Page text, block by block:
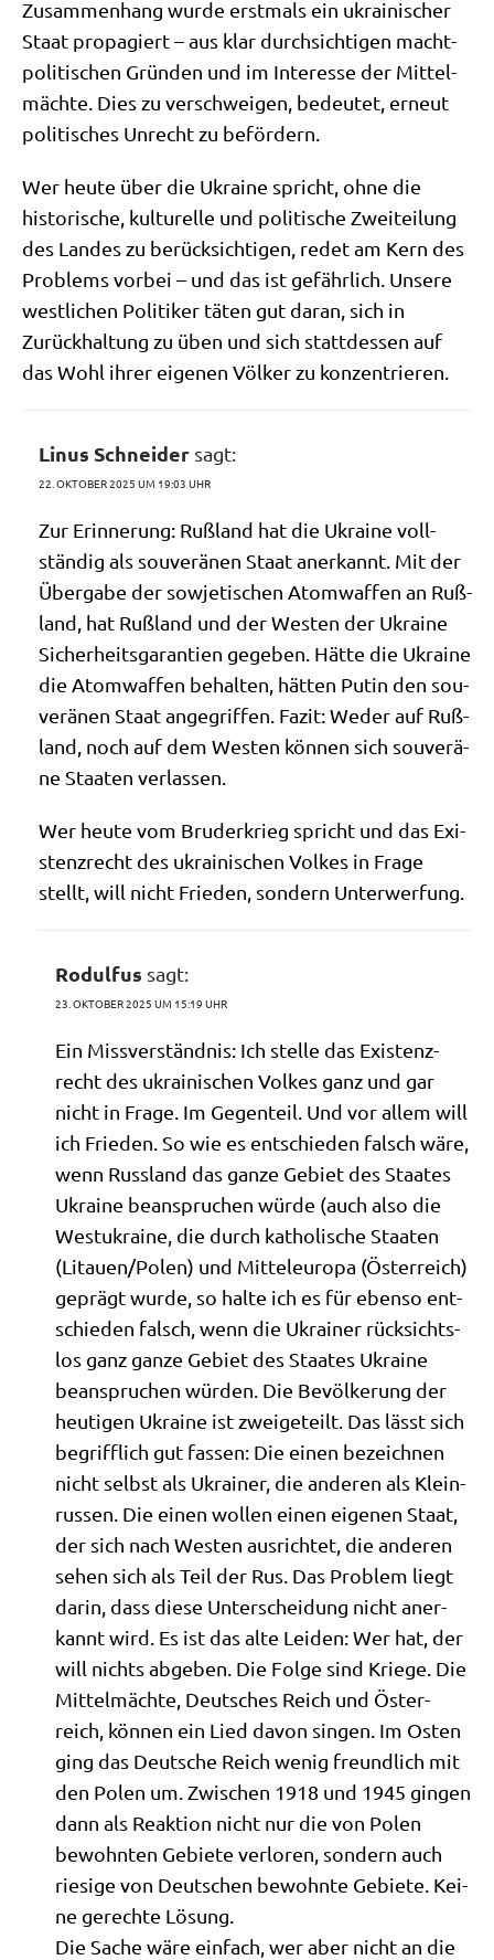
Zusam­men­hang wur­de erst­mals ein ukrai­ni­scher
Staat pro­pa­giert – aus klar durch­sich­ti­gen macht­
po­li­ti­schen Grün­den und im Inter­es­se der Mit­tel­
mäch­te. Dies zu ver­schwei­gen, bedeu­tet, erneut
poli­ti­sches Unrecht zu befördern.
Wer heu­te über die Ukrai­ne spricht, ohne die
histo­ri­sche, kul­tu­rel­le und poli­ti­sche Zwei­tei­lung
des Lan­des zu berück­sich­ti­gen, redet am Kern des
Pro­blems vor­bei – und das ist gefähr­lich. Unse­re
west­li­chen Poli­ti­ker täten gut dar­an, sich in
Zurück­hal­tung zu üben und sich statt­des­sen auf
das Wohl ihrer eige­nen Völ­ker zu konzentrieren.
Linus Schneider sagt:
22. OKTOBER 2025 UM 19:03 UHR
Zur Erin­ne­rung: Ruß­land hat die Ukrai­ne voll­
stän­dig als sou­ve­rä­nen Staat aner­kannt. Mit der
Über­ga­be der sowje­ti­schen Atom­waf­fen an Ruß­
land, hat Ruß­land und der Westen der Ukrai­ne
Sicher­heits­ga­ran­tien gege­ben. Hät­te die Ukrai­ne
die Atom­waf­fen behal­ten, hät­ten Putin den sou­
ve­rä­nen Staat ange­grif­fen. Fazit: Weder auf Ruß­
land, noch auf dem Westen kön­nen sich sou­ve­rä­
ne Staa­ten verlassen.
Wer heu­te vom Bru­der­krieg spricht und das Exi­
stenz­recht des ukrai­ni­schen Vol­kes in Fra­ge
stellt, will nicht Frie­den, son­dern Unterwerfung.
Rodulfus sagt:
23. OKTOBER 2025 UM 15:19 UHR
Ein Miss­ver­ständ­nis: Ich stel­le das Exi­stenz­
recht des ukrai­ni­schen Vol­kes ganz und gar
nicht in Fra­ge. Im Gegen­teil. Und vor allem will
ich Frie­den. So wie es ent­schie­den falsch wäre,
wenn Russ­land das gan­ze Gebiet des Staa­tes
Ukrai­ne bean­spru­chen wür­de (auch also die
West­ukrai­ne, die durch katho­li­sche Staa­ten
(Litauen/​Polen) und Mit­tel­eu­ro­pa (Öster­reich)
geprägt wur­de, so hal­te ich es für eben­so ent­
schie­den falsch, wenn die Ukrai­ner rück­sichts­
los ganz gan­ze Gebiet des Staa­tes Ukrai­ne
bean­spru­chen wür­den. Die Bevöl­ke­rung der
heu­ti­gen Ukrai­ne ist zwei­ge­teilt. Das lässt sich
begriff­lich gut fas­sen: Die einen bezeich­nen
nicht selbst als Ukrai­ner, die ande­ren als Klein­
rus­sen. Die einen wol­len einen eige­nen Staat,
der sich nach Westen aus­rich­tet, die ande­ren
sehen sich als Teil der Rus. Das Pro­blem liegt
dar­in, dass die­se Unter­schei­dung nicht aner­
kannt wird. Es ist das alte Lei­den: Wer hat, der
will nichts abge­ben. Die Fol­ge sind Krie­ge. Die
Mit­tel­mäch­te, Deut­sches Reich und Öster­
reich, kön­nen ein Lied davon sin­gen. Im Osten
ging das Deut­sche Reich wenig freund­lich mit
den Polen um. Zwi­schen 1918 und 1945 gin­gen
dann als Reak­ti­on nicht nur die von Polen
bewohn­ten Gebie­te ver­lo­ren, son­dern auch
rie­si­ge von Deut­schen bewohn­te Gebie­te. Kei­
ne gerech­te Lösung.
Die Sache wäre ein­fach, wer aber nicht an die